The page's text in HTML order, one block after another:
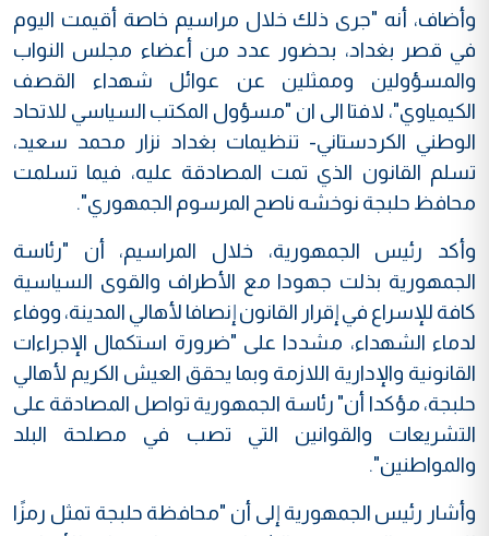
وأضاف، أنه "جرى ذلك خلال مراسيم خاصة أقيمت اليوم
في قصر بغداد، بحضور عدد من أعضاء مجلس النواب
والمسؤولين وممثلين عن عوائل شهداء القصف
الكيمياوي"، لافتا الى ان "مسؤول المكتب السياسي للاتحاد
الوطني الكردستاني- تنظيمات بغداد نزار محمد سعيد،
تسلم القانون الذي تمت المصادقة عليه، فيما تسلمت
محافظ حلبجة نوخشه ناصح المرسوم الجمهوري".
وأكد رئيس الجمهورية، خلال المراسيم، أن "رئاسة
الجمهورية بذلت جهودا مع الأطراف والقوى السياسية
كافة للإسراع في إقرار القانون إنصافا لأهالي المدينة، ووفاء
لدماء الشهداء، مشددا على "ضرورة استكمال الإجراءات
القانونية والإدارية اللازمة وبما يحقق العيش الكريم لأهالي
حلبجة، مؤكدا أن" رئاسة الجمهورية تواصل المصادقة على
التشريعات والقوانين التي تصب في مصلحة البلد
والمواطنين".
وأشار رئيس الجمهورية إلى أن "محافظة حلبجة تمثل رمزًا